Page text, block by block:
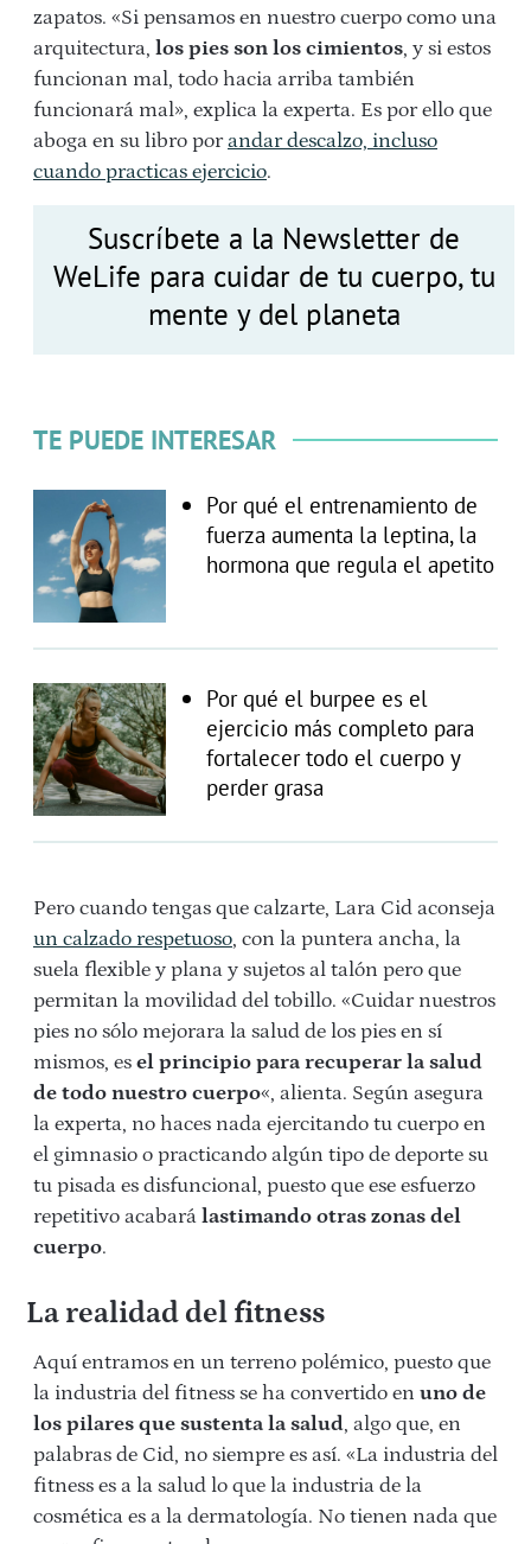
zapatos. «Si pensamos en nuestro cuerpo como una
arquitectura, los pies son los cimientos, y si estos
funcionan mal, todo hacia arriba también
funcionará mal», explica la experta. Es por ello que
aboga en su libro porandar descalzo, incluso
cuando practicas ejercicio.
Suscríbete a la Newsletter de
WeLife para cuidar de tu cuerpo, tu
mente y del planeta
TE PUEDE INTERESAR
Por qué el entrenamiento de
fuerza aumenta la leptina, la
hormona que regula el apetito
Por qué el burpee es el
ejercicio más completo para
fortalecer todo el cuerpo y
perder grasa
Pero cuando tengas que calzarte, Lara Cid aconseja
un calzado respetuoso, con la puntera ancha, la
suela flexible y plana y sujetos al talón pero que
permitan la movilidad del tobillo. «Cuidar nuestros
pies no sólo mejorara la salud de los pies en sí
mismos, es el principio para recuperar la salud
de todo nuestro cuerpo«, alienta. Según asegura
la experta, no haces nada ejercitando tu cuerpo en
el gimnasio o practicando algún tipo de deporte su
tu pisada es disfuncional, puesto que ese esfuerzo
repetitivo acabará lastimando otras zonas del
cuerpo.
La realidad del fitness
Aquí entramos en un terreno polémico, puesto que
la industria del fitness se ha convertido en uno de
los pilares que sustenta la salud, algo que, en
palabras de Cid, no siempre es así. «La industria del
fitness es a la salud lo que la industria de la
cosmética es a la dermatología. No tienen nada que